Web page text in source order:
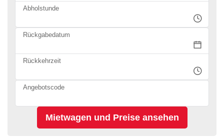
Abholstunde
Rückgabedatum
Rückkehrzeit
Angebotscode